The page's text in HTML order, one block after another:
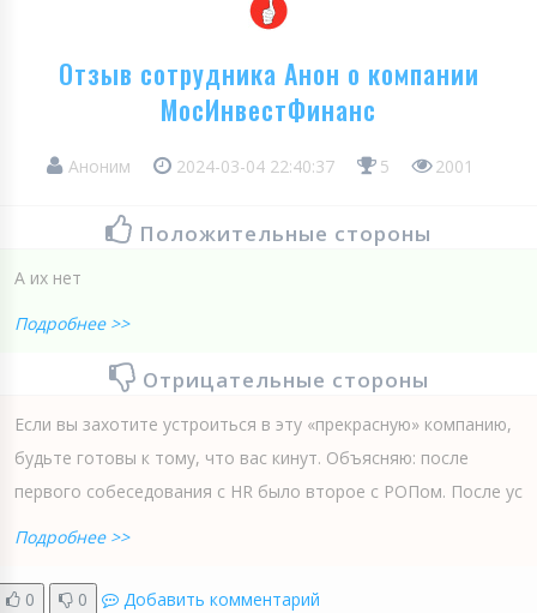
Отзыв сотрудника Анон о компании
МосИнвестФинанс
Аноним 2024-03-04 22:40:37 5 2001
Положительные стороны
А их нет
Подробнее >>
Отрицательные стороны
Если вы захотите устроиться в эту «прекрасную» компанию,
будьте готовы к тому, что вас кинут. Объясняю: после
первого собеседования с HR было второе с РОПом. После ус
Подробнее >>
0 0 Добавить комментарий